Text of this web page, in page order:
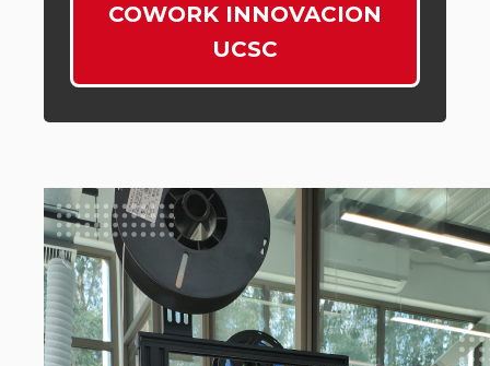
COWORK INNOVACION
UCSC